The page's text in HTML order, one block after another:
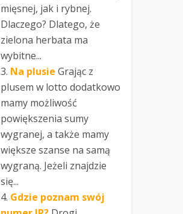
mięsnej, jak i rybnej.
Dlaczego? Dlatego, że
zielona herbata ma
wybitne...
Na plusie Grając z
plusem w lotto dodatkowo
mamy możliwość
powiększenia sumy
wygranej, a także mamy
większe szanse na samą
wygraną. Jeżeli znajdzie
się...
Gdzie poznam swój